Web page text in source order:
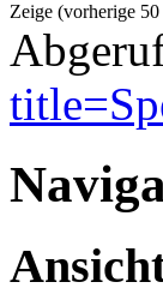
Zeige (vorherige 50